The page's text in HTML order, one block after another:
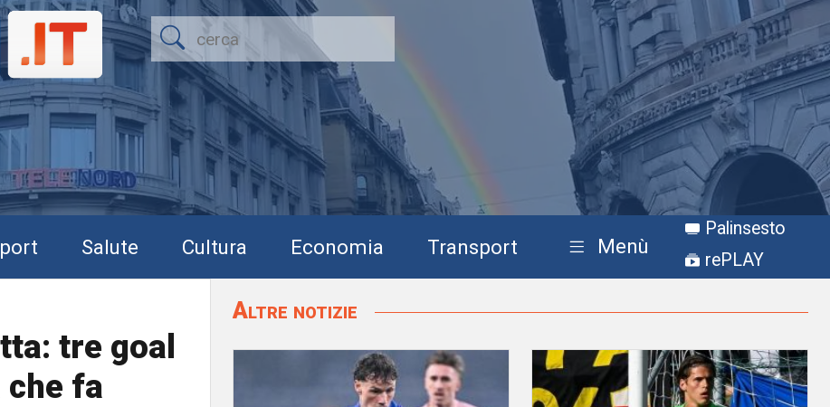
Salute Cultura Economia Transport Menù
Palinsesto
rePLAY
tre goal
fa
Altre notizie